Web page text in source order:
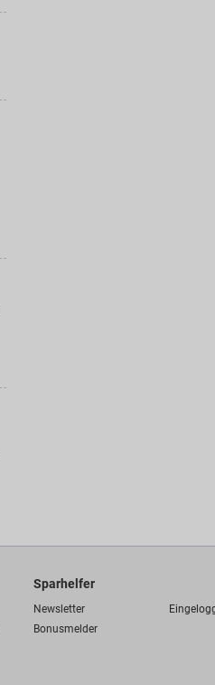
Sparhelfer
Newsletter
Bonusmelder